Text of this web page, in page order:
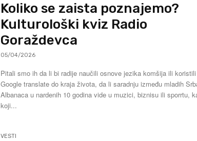
Koliko se zaista poznajemo?
Kulturološki kviz Radio
Goraždevca
05/04/2026
Pitali smo ih da li bi radije naučili osnove jezika komšija ili koristili
Google translate do kraja života, da li saradnju između mladih
Albanaca u nardenih 10 godina vide u muzici, biznisu ili sporrtu,
koji...
VESTI